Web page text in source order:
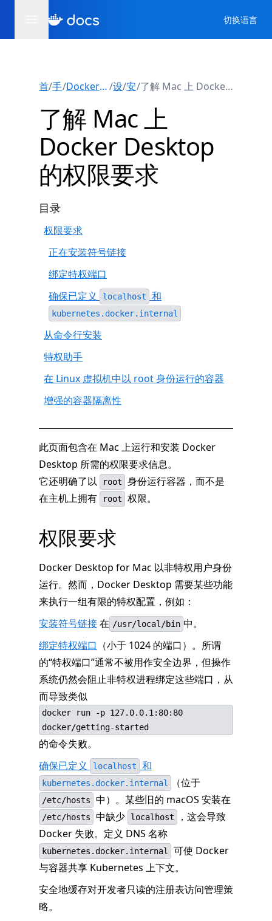
切换语言
首页
/ 手册
/ Docker Desktop版/ 设置
/ 安装
/ 了解 Mac 上 Docker Desktop 的权限要求
了解 Mac 上
Docker Desktop
的权限要求
目录
权限要求
正在安装符号链接
绑定特权端口
确保已定义
localhost 和
kubernetes.docker.internal
从命令行安装
特权助手
在 Linux 虚拟机中以 root 身份运行的容器
增强的容器隔离性
此页面包含在 Mac 上运行和安装 Docker
Desktop 所需的权限要求信息。
它还明确了以
root
身份运行容器，而不是
在主机上拥有
root 权限。
权限要求
Docker Desktop for Mac 以非特权用户身份
运行。然而，Docker Desktop 需要某些功能
来执行一组有限的特权配置，例如：
安装符号链接在 /usr/local/bin 中。
绑定特权端口 （小于 1024 的端口）。所谓
的“特权端口”通常不被用作安全边界，但操作
系统仍然会阻止非特权进程绑定这些端口，从
而导致类似
docker run -p 127.0.0.1:80:80
docker/getting-started
的命令失败。
确保已定义
localhost 和
kubernetes.docker.internal （位于
/etc/hosts 中）。某些旧的 macOS 安装在
/etc/hosts 中缺少 localhost
，这会导致
Docker 失败。定义 DNS 名称
kubernetes.docker.internal
可使 Docker
与容器共享 Kubernetes 上下文。
安全地缓存对开发者只读的注册表访问管理策
略。